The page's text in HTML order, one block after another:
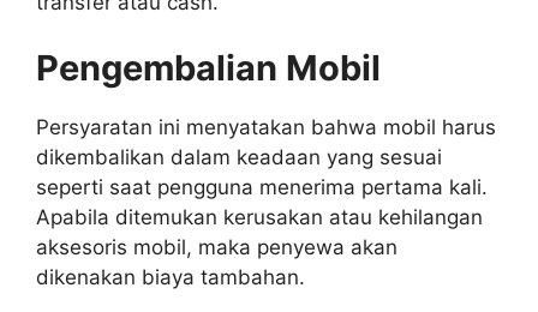
Pengembalian Mobil
Persyaratan ini menyatakan bahwa mobil harus
dikembalikan dalam keadaan yang sesuai
seperti saat pengguna menerima pertama kali.
Apabila ditemukan kerusakan atau kehilangan
aksesoris mobil, maka penyewa akan
dikenakan biaya tambahan.